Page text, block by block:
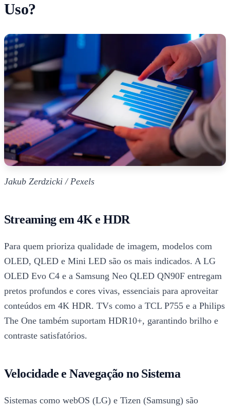
Uso?
Jakub Zerdzicki / Pexels
Streaming em 4K e HDR
Para quem prioriza qualidade de imagem, modelos com
OLED, QLED e Mini LED são os mais indicados. A LG
OLED Evo C4 e a Samsung Neo QLED QN90F entregam
pretos profundos e cores vivas, essenciais para aproveitar
conteúdos em 4K HDR. TVs como a TCL P755 e a Philips
The One também suportam HDR10+, garantindo brilho e
contraste satisfatórios.
Velocidade e Navegação no Sistema
Sistemas como webOS (LG) e Tizen (Samsung) são